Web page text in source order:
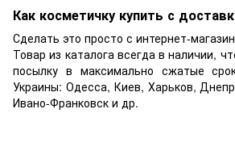
Как косметичку купить с
Сделать это просто с интернет-
Товар из каталога всегда в наличии,
посылку в максимально сжатые
Украины: Одесса, Киев, Харьков,
Ивано-Франковск и др.